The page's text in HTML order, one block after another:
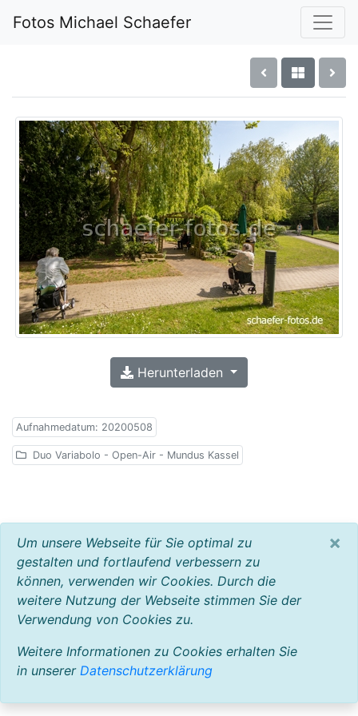
Fotos Michael Schaefer
Herunterladen
Aufnahmedatum: 20200508
Duo Variabolo - Open-Air - Mundus Kassel
Um unsere Webseite für Sie optimal zu
gestalten und fortlaufend verbessern zu
können, verwenden wir Cookies. Durch die
weitere Nutzung der Webseite stimmen Sie der
Verwendung von Cookies zu.
Weitere Informationen zu Cookies erhalten Sie
in unserer Datenschutzerklärung
×